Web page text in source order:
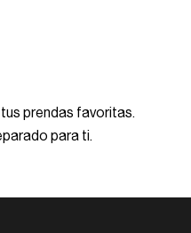
prendas favoritas.
para ti.